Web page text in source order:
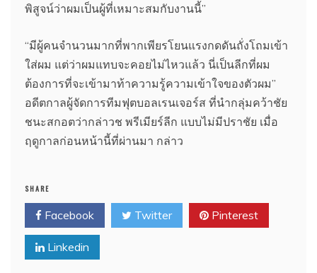
พิสูจน์ว่าผมเป็นผู้ที่เหมาะสมกับงานนี้”
“มีผู้คนจำนวนมากที่พากเพียรโยนแรงกดดันถั่งโถมเข้า
ใส่ผม แต่ว่าผมแทบจะคอยไม่ไหวแล้ว นี่เป็นลีกที่ผม
ต้องการที่จะเข้ามาท้าความรู้ความเข้าใจของตัวผม”
อดีตกาลผู้จัดการทีมฟุตบอลเรนเจอร์ส ที่นำกลุ่มคว้าชัย
ชนะสกอตว่ากล่าวช พรีเมียร์ลีก แบบไม่มีปราชัย เมื่อ
ฤดูกาลก่อนหน้านี้ที่ผ่านมา กล่าว
SHARE
Facebook Twitter Pinterest
Linkedin